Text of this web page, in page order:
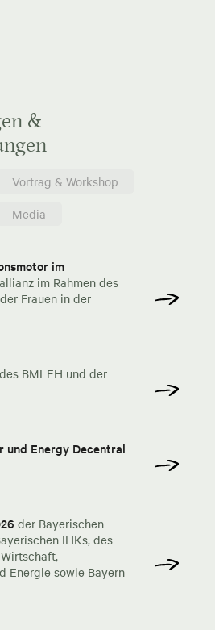
&
Vortrag & Workshop
Media
im
im Rahmen des
Frauen in der
des BMLEH und der
und Energy Decentral
der Bayerischen
IHKs, des
Energie sowie Bayern